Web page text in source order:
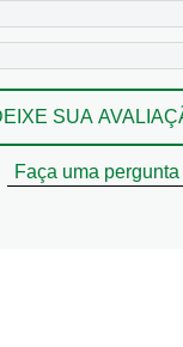
SUA
Faça uma pergunta